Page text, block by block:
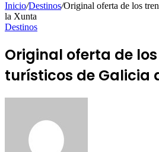
Inicio/Destinos/Original oferta de los
la Xunta
Destinos
Original oferta de
turísticos de Galicia